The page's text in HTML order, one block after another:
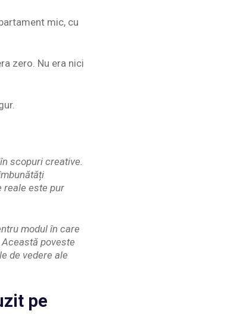
mic, cu
zero. Nu era nici
scopuri creative.
reale este pur
modul în care
poveste
de vedere ale
pe